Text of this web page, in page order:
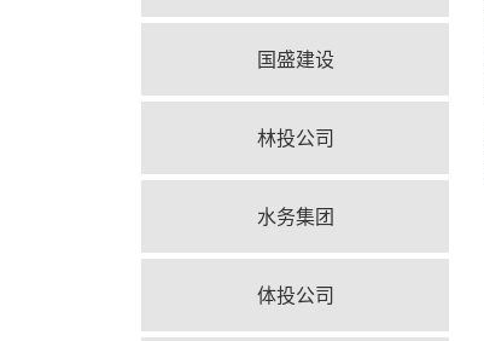
国盛建设
林投公司
水务集团
体投公司